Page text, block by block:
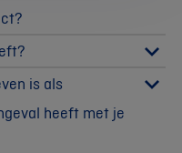
is als
heeft met je